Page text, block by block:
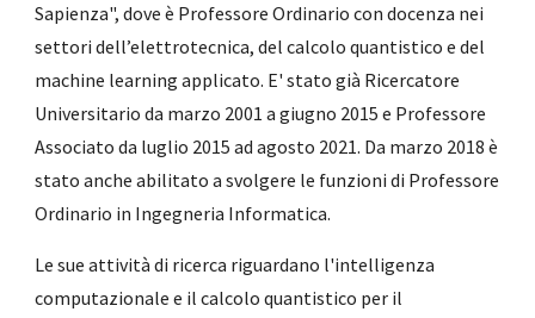
Sapienza", dove è Professore Ordinario con docenza nei
settori dell’elettrotecnica, del calcolo quantistico e del
machine learning applicato. E' statogià Ricercatore
Universitario da marzo 2001 a giugno 2015 e Professore
Associato da luglio 2015 ad agosto 2021. Da marzo 2018 è
stato anche abilitato a svolgere le funzioni di Professore
Ordinario in Ingegneria Informatica.
Le sue attività di ricerca riguardano l'intelligenza
computazionale e il calcolo quantistico per il